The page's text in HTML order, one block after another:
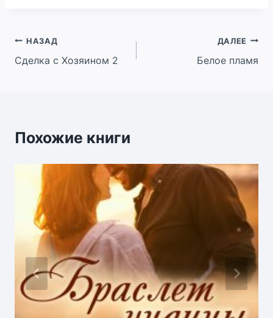
Навигация
по
НАЗАД
Сделка с Хозяином 2
ДАЛЕЕ
Белое пламя
Похожие книги